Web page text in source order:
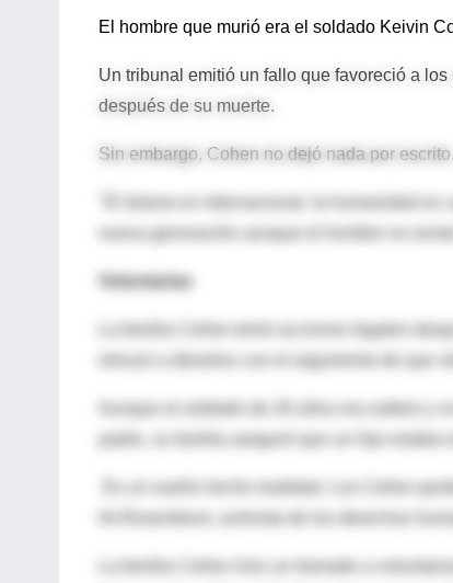
El hombre que murió era el soldado Keivin
Un tribunal emitió un fallo que favoreció a
después de su muerte.
Sin embargo, Cohen no dejó nada por escrito.
"El drama es internacional, la humanidad
nueva generación aunque el hombre no
Voluntarias
La familia Cohen tomó acciones legales
rehusó a dárselos con el argumento de que
Aunque el soldado de 20 años era soltero y
padre, su familia aseguró que un hijo estaba